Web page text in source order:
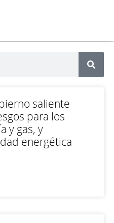
saliente
para los
y gas, y
energética